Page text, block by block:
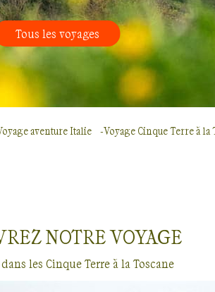
Tous les voyages
aventure Italie Voyage Cinque Terre à la
NOTREVOYAGE
les Cinque Terre à la Toscane